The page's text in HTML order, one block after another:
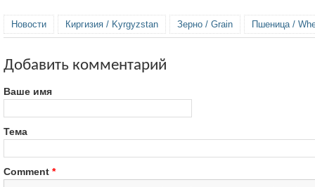
Новости Киргизия / Kyrgyzstan Зерно / Grain Пшеница /
Добавить комментарий
Ваше имя
Тема
Comment *